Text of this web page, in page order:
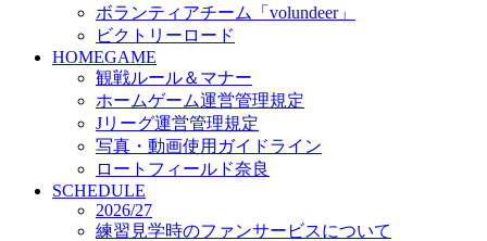
FANCOMMUNITY
2026/27ファンコミュニティ
サポートショップ
GOODS
オフィシャルストア（実店舗）
オンラインストア
ACADEMY
アカデミーについて
プロジェクト
コーチ&スタッフ
ジュニア
ボランティアチーム「volundeer」
ビクトリーロード
HOMEGAME
観戦ルール＆マナー
ホームゲーム運営管理規定
Jリーグ運営管理規定
写真・動画使用ガイドライン
ロートフィールド奈良
SCHEDULE
2026/27
練習見学時のファンサービスについて